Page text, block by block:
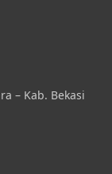
– Kab. Bekasi